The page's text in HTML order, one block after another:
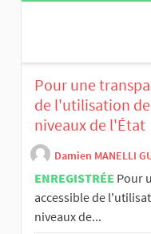
Pour une
de l'utilisation
niveaux de l'État
Damien MANELLI
ENREGISTRÉE Pour
accessible de
niveaux de...